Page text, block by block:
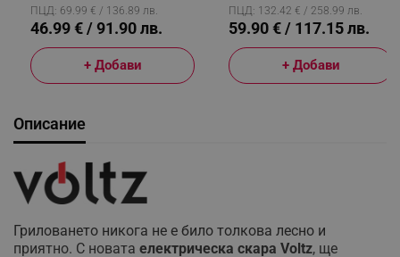
ПЦД: 69.99 € / 136.89 лв.
46.99 € / 91.90 лв.
+ Добави
Покритие, Инокс
ПЦД: 132.42 € / 258.99 лв.
59.90 € / 117.15 лв.
+ Добави
Описание
Гриловането никога не е било толкова лесно и
приятно. С новата електрическа скара Voltz, ще